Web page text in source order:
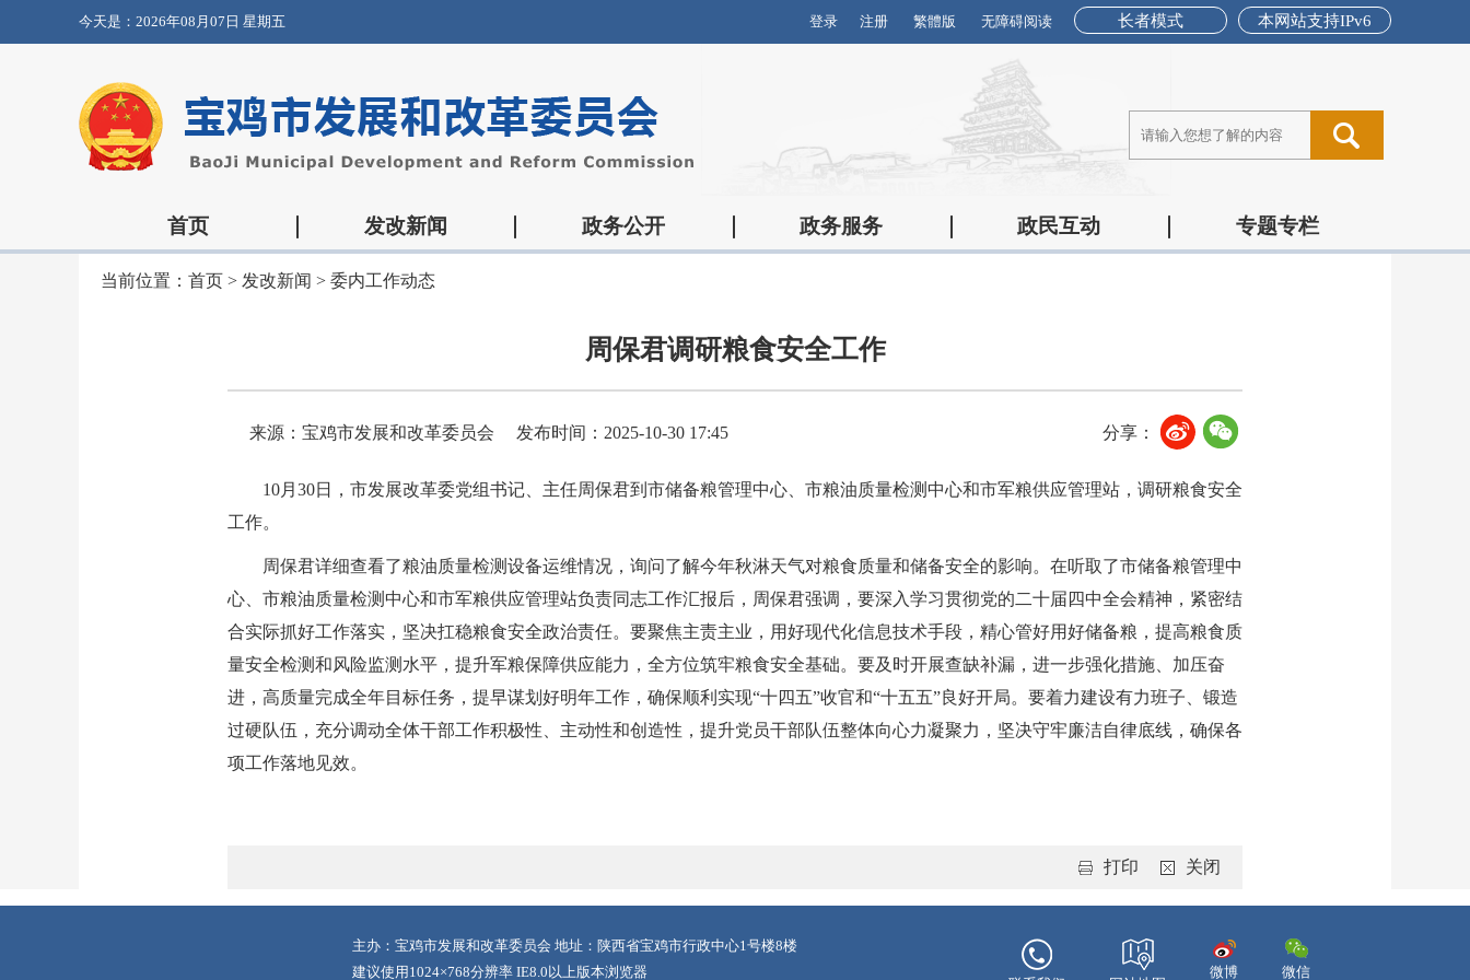
今天是： 2026年08月07日 星期五 本网站支持IPv6
长者模式
登录 注册 繁體版 无障碍阅读
首页 发改新闻 政务公开 政务服务 政民互动 专题专栏
当前位置： 首页 > 发改新闻 > 委内工作动态
周保君调研粮食安全工作
来源：宝鸡市发展和改革委员会 发布时间：2025-10-30 17:45 分享：
10月30日，市发展改革委党组书记、主任周保君到市储备粮管理中心、市粮油质量检测中心和市军粮供应管理站，调研粮食安全
工作。
周保君详细查看了粮油质量检测设备运维情况，询问了解今年秋淋天气对粮食质量和储备安全的影响。在听取了市储备粮管理中
心、市粮油质量检测中心和市军粮供应管理站负责同志工作汇报后，周保君强调，要深入学习贯彻党的二十届四中全会精神，紧密结
合实际抓好工作落实，坚决扛稳粮食安全政治责任。要聚焦主责主业，用好现代化信息技术手段，精心管好用好储备粮，提高粮食质
量安全检测和风险监测水平，提升军粮保障供应能力，全方位筑牢粮食安全基础。要及时开展查缺补漏，进一步强化措施、加压奋
进，高质量完成全年目标任务，提早谋划好明年工作，确保顺利实现“十四五”收官和“十五五”良好开局。要着力建设有力班子、锻造
过硬队伍，充分调动全体干部工作积极性、主动性和创造性，提升党员干部队伍整体向心力凝聚力，坚决守牢廉洁自律底线，确保各
项工作落地见效。
关闭
打印
主办：宝鸡市发展和改革委员会 地址：陕西省宝鸡市行政中心1号楼8楼
建议使用1024×768分辨率 IE8.0以上版本浏览器
微博 微信